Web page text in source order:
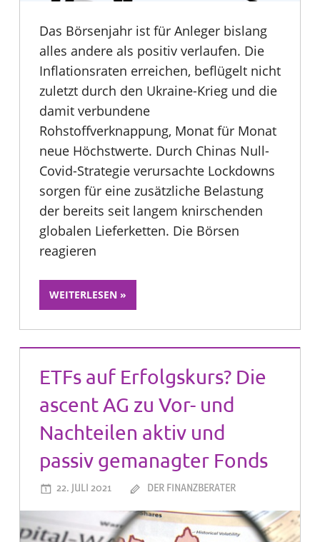
Das Börsenjahr ist für Anleger bislang
alles andere als positiv verlaufen. Die
Inflationsraten erreichen, beflügelt nicht
zuletzt durch den Ukraine-Krieg und die
damit verbundene
Rohstoffverknappung, Monat für Monat
neue Höchstwerte. Durch Chinas Null-
Covid-Strategie verursachte Lockdowns
sorgen für eine zusätzliche Belastung
der bereits seit langem knirschenden
globalen Lieferketten. Die Börsen
reagieren
WEITERLESEN
ETFs auf Erfolgskurs? Die
ascent AG zu Vor- und
Nachteilen aktiv und
passiv gemanagter Fonds
22. JULI 2021 DER FINANZBERATER